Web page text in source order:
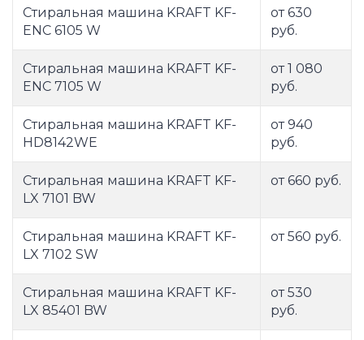
Стиральная машина KRAFT KF-
ENC 6105 W
от 630
руб.
Стиральная машина KRAFT KF-
ENC 7105 W
от 1 080
руб.
Стиральная машина KRAFT KF-
HD8142WE
от 940
руб.
Стиральная машина KRAFT KF-
LX 7101 BW
от 660 руб.
Стиральная машина KRAFT KF-
LX 7102 SW
от 560 руб.
Стиральная машина KRAFT KF-
LX 85401 BW
от 530
руб.